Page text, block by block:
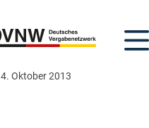
4. Oktober 2013